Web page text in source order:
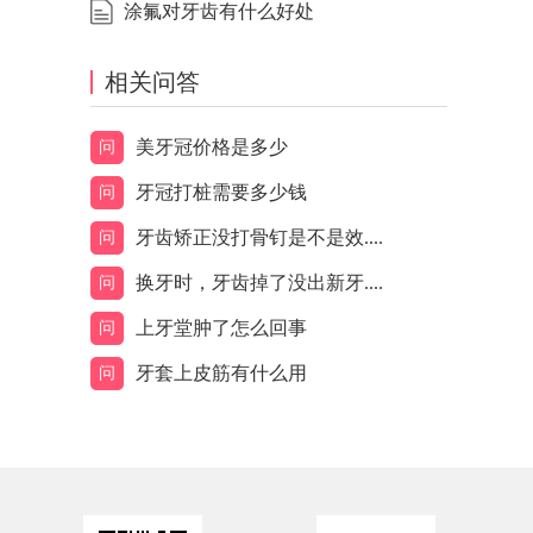
涂氟对牙齿有什么好处
相关问答
问 美牙冠价格是多少
问 牙冠打桩需要多少钱
问 牙齿矫正没打骨钉是不是效....
问 换牙时，牙齿掉了没出新牙....
问 上牙堂肿了怎么回事
问 牙套上皮筋有什么用